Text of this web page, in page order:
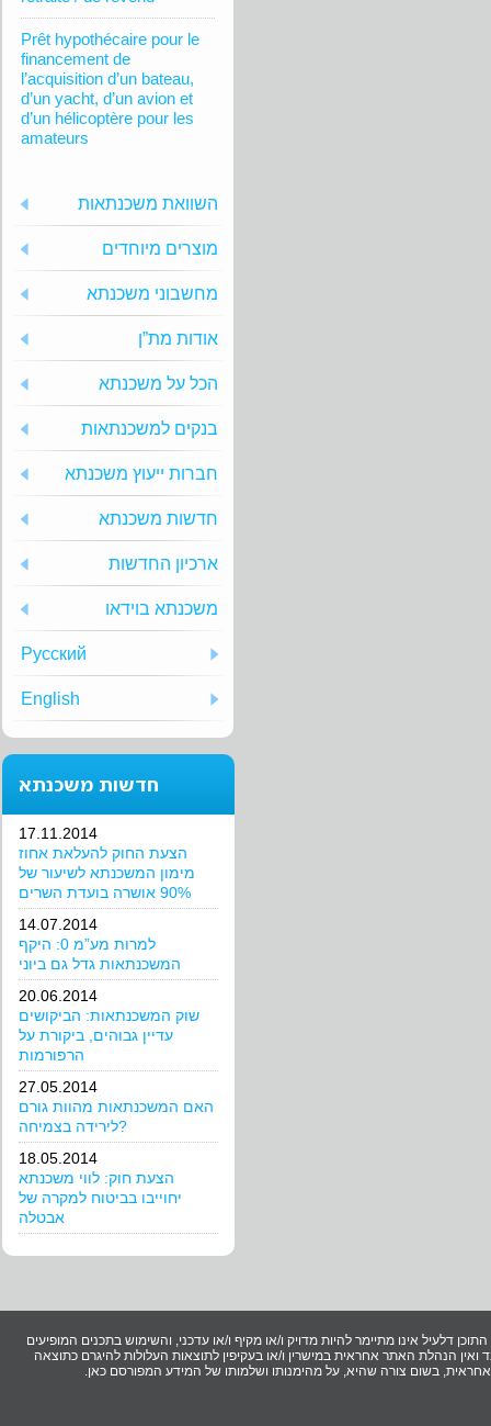
Prêt hypothécaire pour le
financement de
l’acquisition d’un bateau,
d’un yacht, d’un avion et
d’un hélicoptère pour les
amateurs
השוואת משכנתאות
מוצרים מיוחדים
מחשבוני משכנתא
אודות מת”ן
הכל על משכנתא
בנקים למשכנתאות
חברות ייעוץ משכנתא
חדשות משכנתא
ארכיון החדשות
משכנתא בוידאו
Русский
English
חדשות משכנתא
17.11.2014
הצעת החוק להעלאת אחוז
מימון המשכנתא לשיעור של
90% אושרה בועדת השרים
14.07.2014
למרות מע”מ 0: היקף
המשכנתאות גדל גם ביוני
20.06.2014
שוק המשכנתאות: הביקושים
עדיין גבוהים, ביקורת על
הרפורמות
27.05.2014
האם המשכנתאות מהוות גורם
לירידה בצמיחה?
18.05.2014
הצעת חוק: לווי משכנתא
יחוייבו בביטוח למקרה של
אבטלה
דלעיל אינו מתיימר להיות מדויק ו/או מקיף ו/או עדכני, והשימוש בתכנים המופיעים
הנהלת האתר אחראית במישרין ו/או בעקיפין לתוצאות העלולות להיגרם כתוצאה
בשום צורה שהיא, על מהימנותו ושלמותו של המידע המפורסם כאן.